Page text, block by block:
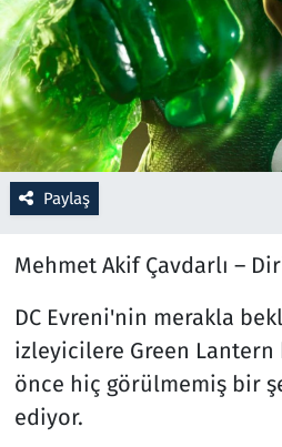
Paylaş
Mehmet Akif Çavdarlı –
DC Evreni'nin merakla
izleyicilere Green
önce hiç görülmemiş bir
ediyor.
Resmi İlanlar
Rüya Tabirleri
Sağlık
Savunma Sanayi
Teknoloji ve Bilim
Televizyon